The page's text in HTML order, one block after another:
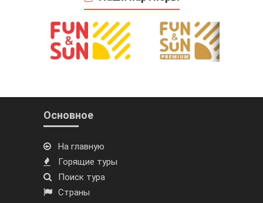
Основное
На главную
Горящие туры
Поиск тура
Страны